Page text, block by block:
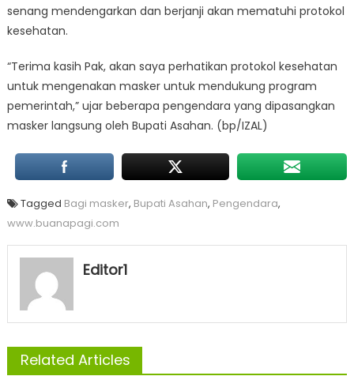
senang mendengarkan dan berjanji akan mematuhi protokol
kesehatan.
“Terima kasih Pak, akan saya perhatikan protokol kesehatan
untuk mengenakan masker untuk mendukung program
pemerintah,” ujar beberapa pengendara yang dipasangkan
masker langsung oleh Bupati Asahan. (bp/IZAL)
Tagged Bagi masker, Bupati Asahan, Pengendara,
www.buanapagi.com
Editor1
Related Articles